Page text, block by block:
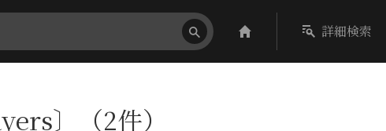
詳細検索
〕（2件）